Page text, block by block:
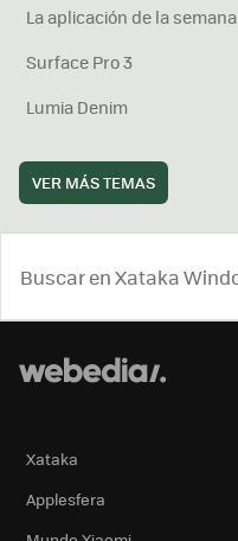
La aplicación de la semana
Surface Pro 3
Lumia Denim
VER MÁS TEMAS
Xataka
Applesfera